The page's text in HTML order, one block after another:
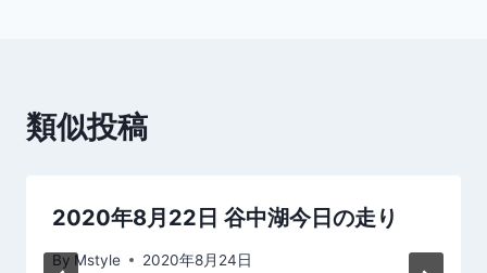
ー
ョ
ン
類似投稿
2020年8月22日 谷中湖今日の走り
By Mstyle 2020年8月24日